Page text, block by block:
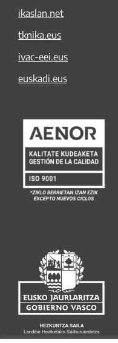
ikaslan.net
tknika.eus
ivac-eei.eus
euskadi.eus